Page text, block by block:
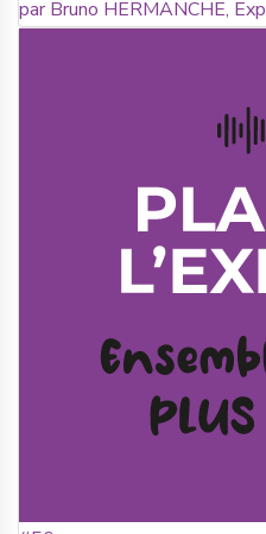
par Bruno HERMANCHE,